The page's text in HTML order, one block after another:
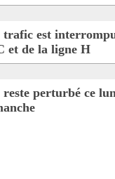
trafic est
et de la ligne H
perturbé ce